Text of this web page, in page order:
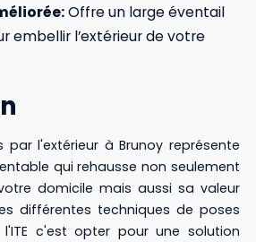
Offre un large éventail
embellir l’extérieur de votre
par l'extérieur à Brunoy représente
qui rehausse non seulement
domicile mais aussi sa valeur
différentes techniques de poses
l'ITE c'est opter pour une solution